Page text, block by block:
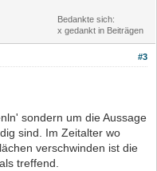
Bedankte sich:
x gedankt in Beiträgen
#3
sondern um die Aussage
sind. Im Zeitalter wo
verschwinden ist die
treffend.